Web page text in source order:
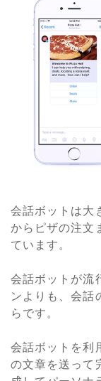
会話ボットは大
からピザの注文
ています。
会話ボットが流
ンよりも、会話
らです。
会話ボットを利
の文章を送って